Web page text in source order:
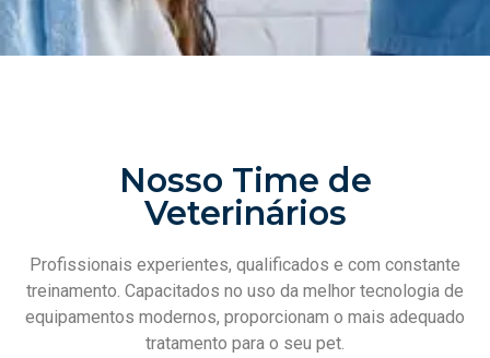
Nosso Time de
Veterinários
Profissionais experientes, qualificados e com constante
treinamento. Capacitados no uso da melhor tecnologia de
equipamentos modernos, proporcionam o mais adequado
tratamento para o seu pet.